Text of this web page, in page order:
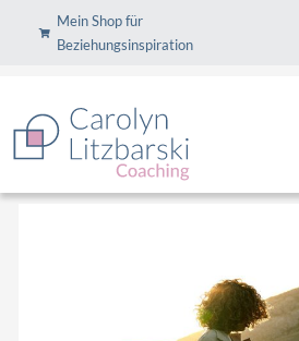
Mein Shop für
Beziehungsinspiration